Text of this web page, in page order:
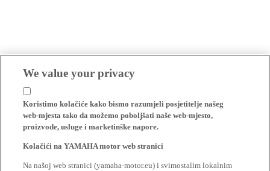
We value your privacy
Koristimo kolačiće kako bismo razumjeli posjetitelje našeg
web-mjesta tako da možemo poboljšati naše web-mjesto,
proizvode, usluge i marketinške napore.
Kolačići na YAMAHA motor web stranici
Na našoj web stranici (yamaha-motor.eu) i svimostalim lokalnim